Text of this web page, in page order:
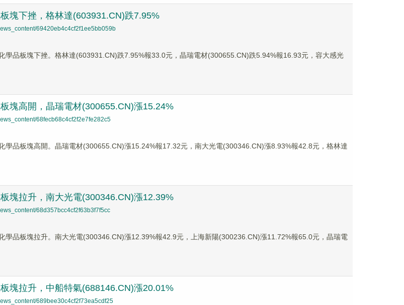
塊下挫，格林達(603931.CN)跌7.95%
69420eb4c4cf2f1ee5bb059b
學品板塊下挫。格林達(603931.CN)跌7.95%報33.0元，晶瑞電材(300655.CN)跌5.94%報16.93元，容大感光
板塊高開，晶瑞電材(300655.CN)漲15.24%
68fecb68c4cf2f2e7fe282c5
學品板塊高開。晶瑞電材(300655.CN)漲15.24%報17.32元，南大光電(300346.CN)漲8.93%報42.8元，格林達
板塊拉升，南大光電(300346.CN)漲12.39%
68d357bcc4cf2f63b3f7f5cc
學品板塊拉升。南大光電(300346.CN)漲12.39%報42.9元，上海新陽(300236.CN)漲11.72%報65.0元，晶瑞電
板塊拉升，中船特氣(688146.CN)漲20.01%
689bee30c4cf2f73ea5cdf25